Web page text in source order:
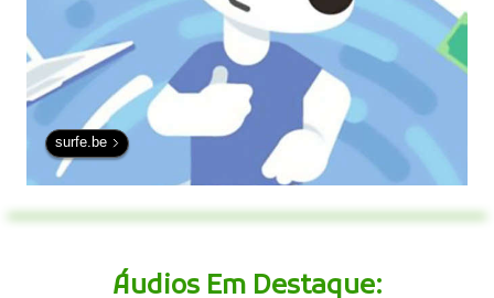
surfe.be
Áudios Em Destaque: